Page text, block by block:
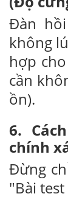
Đàn
không
hợp
cần
ồn).
6.
chính
Đừng
"Bài